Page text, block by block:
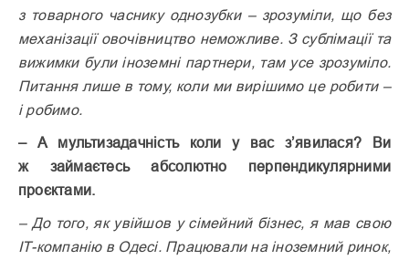
з товарного часнику однозубки – зрозуміли, що без
механізації овочівництво неможливе. З суб­лімації та
вижимки були іноземні партнери, там усе зрозуміло.
Питання лише в тому, коли ми вирішимо це робити –
і робимо.
– А мультизадачність коли у вас з’явилася? Ви
ж займаєтесь абсолютно перпендикулярними
проєктами.
– До того, як увійшов у сімейний бізнес, я мав свою
ІТ-компанію в Одесі. Працювали на іноземний ринок,